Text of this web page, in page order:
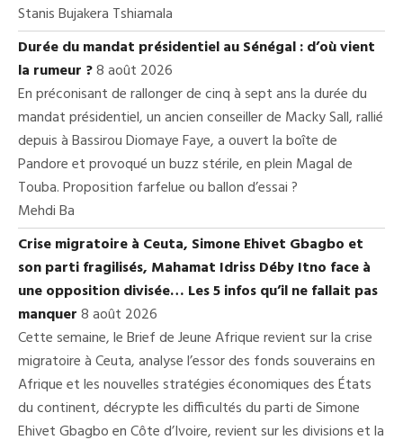
Stanis Bujakera Tshiamala
Durée du mandat présidentiel au Sénégal : d’où vient
la rumeur ?8 août 2026
En préconisant de rallonger de cinq à sept ans la durée du
mandat présidentiel, un ancien conseiller de Macky Sall, rallié
depuis à Bassirou Diomaye Faye, a ouvert la boîte de
Pandore et provoqué un buzz stérile, en plein Magal de
Touba. Proposition farfelue ou ballon d’essai ?
Mehdi Ba
Crise migratoire à Ceuta, Simone Ehivet Gbagbo et
son parti fragilisés, Mahamat Idriss Déby Itno face à
une opposition divisée… Les 5 infos qu’il ne fallait pas
manquer8 août 2026
Cette semaine, le Brief de Jeune Afrique revient sur la crise
migratoire à Ceuta, analyse l’essor des fonds souverains en
Afrique et les nouvelles stratégies économiques des États
du continent, décrypte les difficultés du parti de Simone
Ehivet Gbagbo en Côte d’Ivoire, revient sur les divisions et la